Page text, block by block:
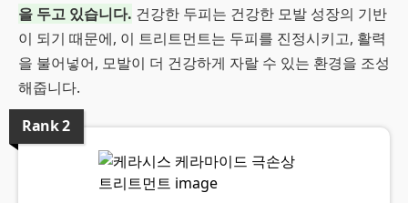
을 두고 있습니다. 건강한 두피는 건강한 모발 성장의 기반
이 되기 때문에, 이 트리트먼트는 두피를 진정시키고, 활력
을 불어넣어, 모발이 더 건강하게 자랄 수 있는 환경을 조성
해줍니다.
Rank2